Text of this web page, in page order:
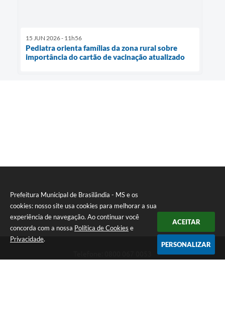
Prefeitura Municipal de Brasilândia - MS e os
cookies: nosso site usa cookies para melhorar a sua
experiência de navegação. Ao continuar você
concorda com a nossa Política de Cookies e
Privacidade.
ACEITAR
PERSONALIZAR
15 JUN 2026 - 11h56
Pediatra orienta famílias da zona rural sobre
importância do cartão de vacinação atualizado